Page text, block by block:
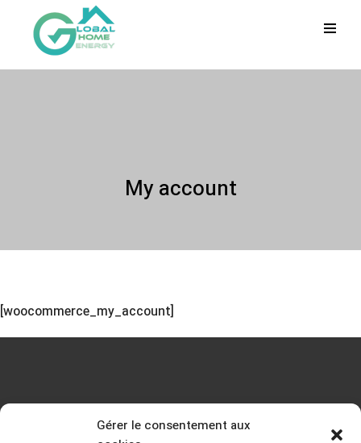
Gérer le consentement aux
My account
[woocommerce_my_account]